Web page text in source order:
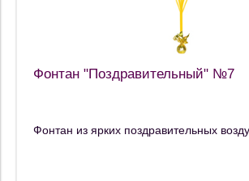
Фонтан "Поздравительный" №7
Фонтан из ярких поздравительных